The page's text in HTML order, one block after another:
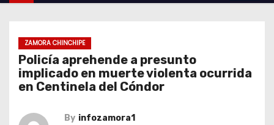
ZAMORA CHINCHIPE
Policía aprehende a presunto
implicado en muerte violenta ocurrida
en Centinela del Cóndor
By infozamora1